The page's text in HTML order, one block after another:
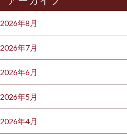
2026年8月
2026年7月
2026年6月
2026年5月
2026年4月